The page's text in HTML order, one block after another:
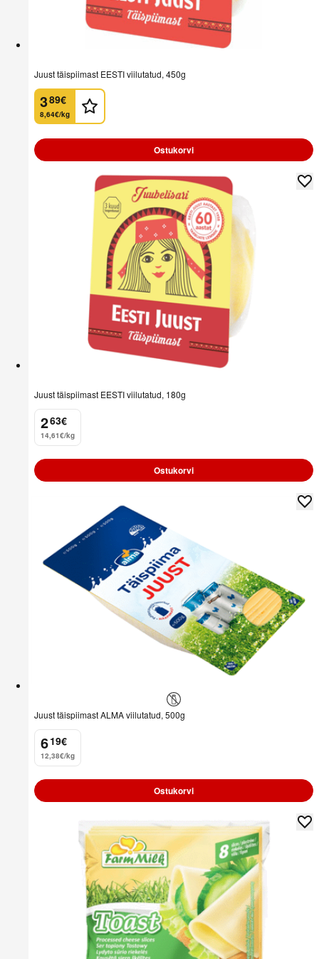
Juust täispiimast EESTI viilutatud, 450g
3
. 89€
8,64€/kg
Ostukorvi
Juust täispiimast EESTI viilutatud, 180g
2
. 63€
14,61€/kg
Ostukorvi
Juust täispiimast ALMA viilutatud, 500g
6
. 19€
12,38€/kg
Ostukorvi